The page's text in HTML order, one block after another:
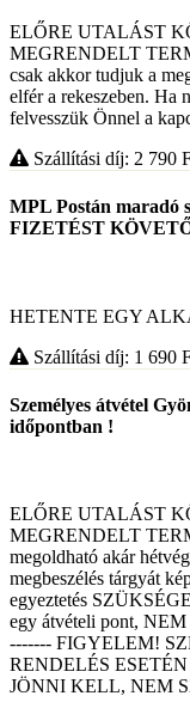
ELŐRE UTALÁST
MEGRENDELT
csak akkor tudjuk a
elfér a rekeszeben. Ha
felvesszük Önnel a
Szállítási díj: 2 790
MPL Postán maradó
FIZETÉST
HETENTE EGY
Szállítási díj: 1 690
Személyes átvétel
időpontban !
ELŐRE UTALÁST
MEGRENDELT
megoldható akár
megbeszélés tárgyát
egyeztetés
egy átvételi pont,
------- FIGYELEM!
RENDELÉS
JÖNNI KELL, NEM